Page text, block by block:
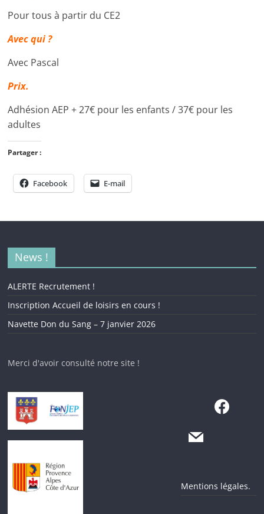
Pour tous à partir du CE2
Avec qui ?
Avec Pascal
Prix.
Adhésion AEP + 27€ pour les enfants / 37€ pour les
adultes
Partager :
Facebook E-mail
News !
ALERTE Recrutement !
Inscription Accueil de loisirs en cours !
Navette Don du Sang – 7 janvier 2026
Merci d'avoir consulté notre site !
Mentions légales.